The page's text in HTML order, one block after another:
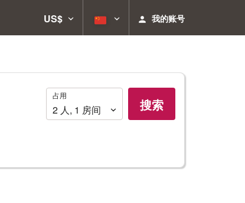
US$ 我的账号
占
用
占用
2 人, 1 房间 搜索